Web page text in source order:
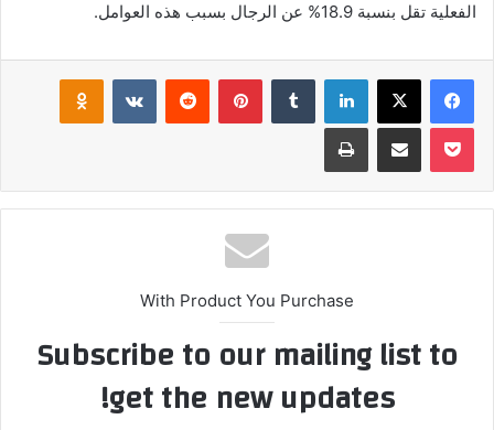
الفعلية تقل بنسبة 18.9% عن الرجال بسبب هذه العوامل.
فيسبوك ‫X لينكدإن بينتيريست
‫Pocket مشاركة عبر البريد طباعة
With Product You Purchase
Subscribe to our mailing list to
get the new updates!